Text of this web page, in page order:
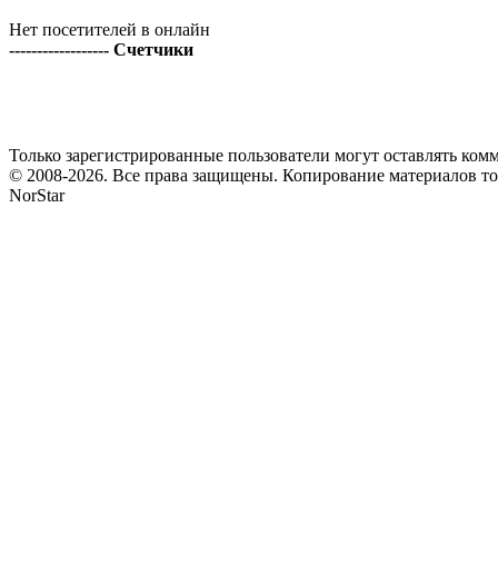
Нет посетителей в онлайн
------------------ Счетчики
Только зарегистрированные пользователи могут оставлять
© 2008-2026. Все права защищены. Копирование материалов
NorStar